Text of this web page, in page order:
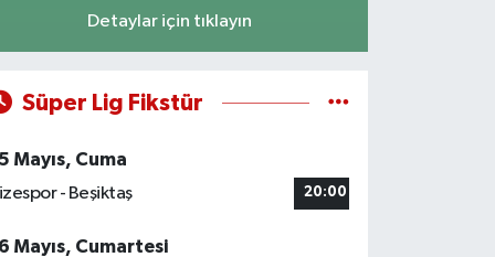
Detaylar için tıklayın
Süper Lig Fikstür
Mayıs, Cuma
- Beşiktaş
20:00
Mayıs, Cumartesi